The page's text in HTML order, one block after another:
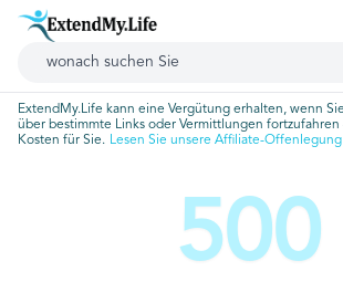
ExtendMy.Life kann eine Vergütung erhalten, wenn
über bestimmte Links oder Vermittlungen fortzufahren
Kosten für Sie. Lesen Sie unsere Affiliate-Offenlegung
500